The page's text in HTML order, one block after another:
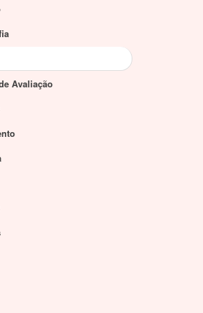
Avaliação